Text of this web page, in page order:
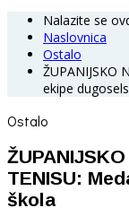
Nalazite se
Naslovnica
Ostalo
ŽUPANIJSKO
ekipe
Ostalo
TENISU:
škola